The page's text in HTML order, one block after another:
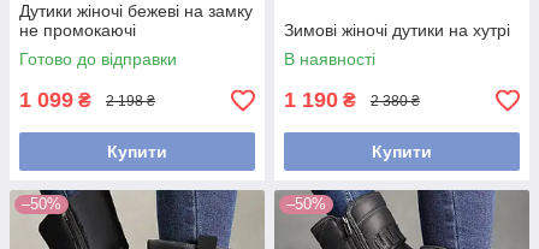
Дутики жіночі бежеві на замку
не промокаючі
Готово до відправки
1 099 ₴ 2 198 ₴
Купити
Зимові жіночі дутики на хутрі
В наявності
1 190 ₴ 2 380 ₴
Купити
–50% –50%